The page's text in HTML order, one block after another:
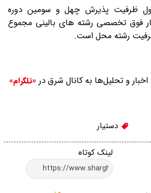
ظرفیت پذیرش چهل و سومین دوره
فوق تخصصی رشته های بالینی مجموع
و تحلیل‌ها به کانال شرق در «تلگرام»
دستیار
لینک کوتاه